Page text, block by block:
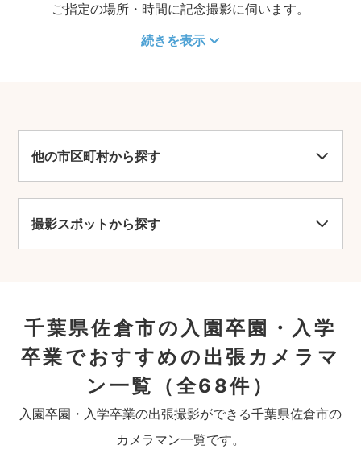
ご指定の場所・時間に記念撮影に伺います。
続きを表示
他の市区町村から探す
撮影スポットから探す
千葉県佐倉市の入園卒園・入学
卒業でおすすめの出張カメラマ
ン一覧
（全68件）
入園卒園・入学卒業の出張撮影ができる千葉県佐倉市の
カメラマン一覧です。